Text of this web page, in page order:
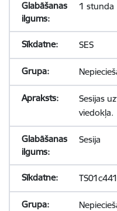
1 stunda
SES
Sesijas
viedokļa.
Sesija